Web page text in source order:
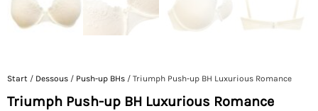
Start / Dessous / Push-up BHs / Triumph Push-up BH Luxurious Romance
Triumph Push-up BH Luxurious Romance